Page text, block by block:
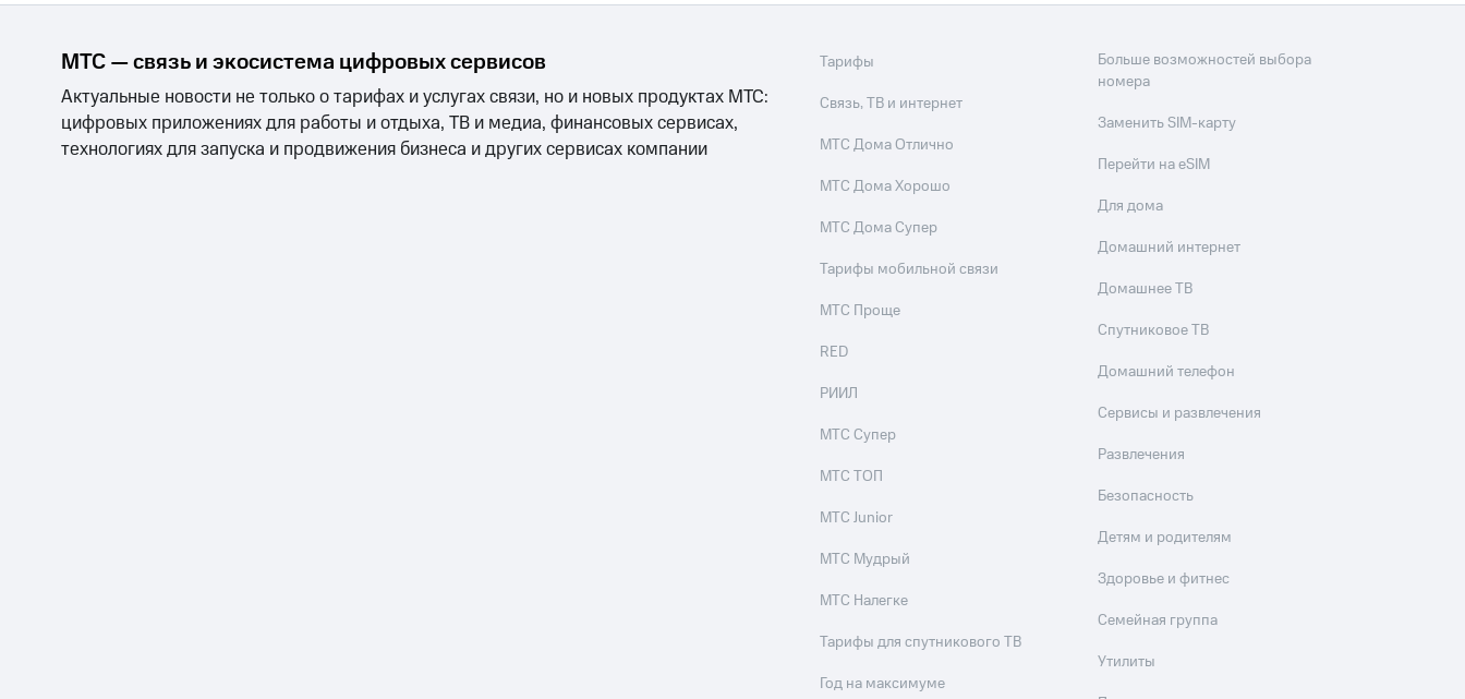
МТС — связь и экосистема цифровых сервисов
Актуальные новости не только о тарифах и услугах связи, но и новых продуктах МТС:
цифровых приложениях для работы и отдыха, ТВ и медиа, финансовых сервисах,
технологиях для запуска и продвижения бизнеса и других сервисах компании
Тарифы
Связь, ТВ и интернет
МТС Дома Отлично
МТС Дома Хорошо
МТС Дома Супер
Тарифы мобильной связи
МТС Проще
RED
РИИЛ
МТС Супер
МТС ТОП
МТС Junior
МТС Мудрый
МТС Налегке
Тарифы для спутникового ТВ
Год на максимуме
Больше возможностей выбора
номера
Заменить SIM-карту
Перейти на eSIM
Для дома
Домашний интернет
Домашнее ТВ
Спутниковое ТВ
Домашний телефон
Сервисы и развлечения
Развлечения
Безопасность
Детям и родителям
Здоровье и фитнес
Семейная группа
Утилиты